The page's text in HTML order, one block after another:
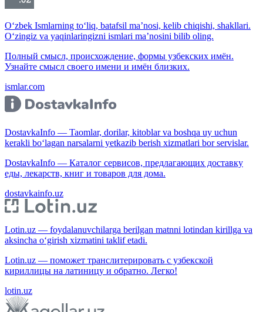
O‘zbek Ismlarning to‘liq, batafsil ma’nosi, kelib chiqishi, shakllari.
O‘zingiz va yaqinlaringizni ismlari ma’nosini bilib oling.
Полный смысл, происхождение, формы узбекских имён.
Узнайте смысл своего имени и имён близких.
ismlar.com
DostavkaInfo — Taomlar, dorilar, kitoblar va boshqa uy uchun
kerakli bo‘lagan narsalarni yetkazib berish xizmatlari bor servislar.
DostavkaInfo — Каталог сервисов, предлагающих доставку
еды, лекарств, книг и товаров для дома.
dostavkainfo.uz
Lotin.uz — foydalanuvchilarga berilgan matnni lotindan kirillga va
aksincha o‘girish xizmatini taklif etadi.
Lotin.uz — поможет транслитерировать с узбекской
кириллицы на латиницу и обратно. Легко!
lotin.uz